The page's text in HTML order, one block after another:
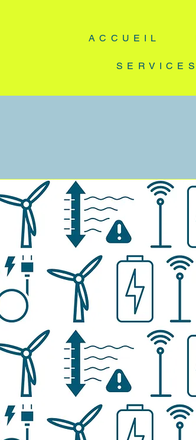
A C C U E I L
S E R V I C E S